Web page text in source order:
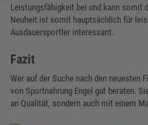
Leistungsfähigkeit bei und kann somit
Neuheit ist somit hauptsächlich für
Ausdauersportler interessant.
Fazit
Wer auf der Suche nach den neuesten
von Sportnahrung Engel gut beraten.
an Qualität, sondern auch mit einem